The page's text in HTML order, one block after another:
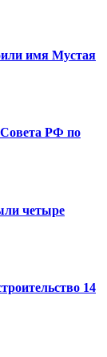
имя Мустая
РФ по
четыре
14